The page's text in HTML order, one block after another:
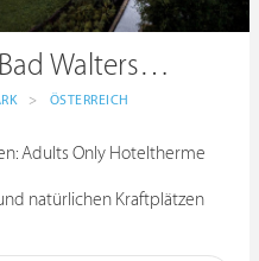
Heilthermen Resort Bad Waltersdorf
> ÖSTERREICH
Adults Only Hoteltherme
natürlichen Kraftplätzen